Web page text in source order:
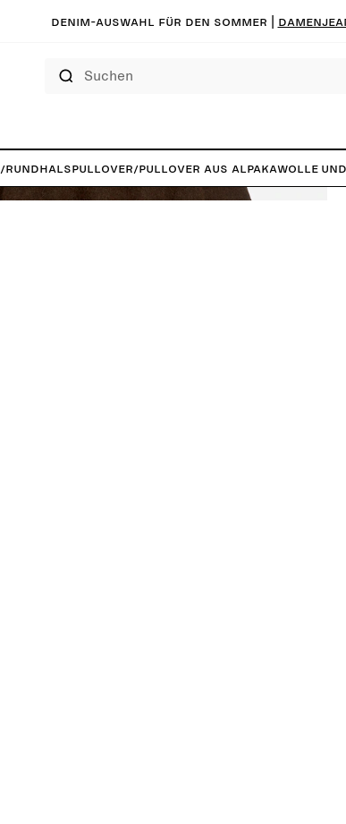
Denim-Auswahl für den Sommer |
/Rundhalspullover/Pullover aus Alpakawolle